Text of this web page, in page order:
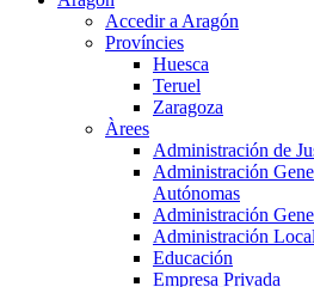
Accedir a Aragón
Províncies
Huesca
Teruel
Zaragoza
Àrees
Administración de
Administración
Autónomas
Administración
Administración Local
Educación
Empresa Privada